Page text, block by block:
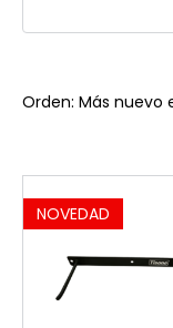
Orden: Más nuevo
NOVEDAD